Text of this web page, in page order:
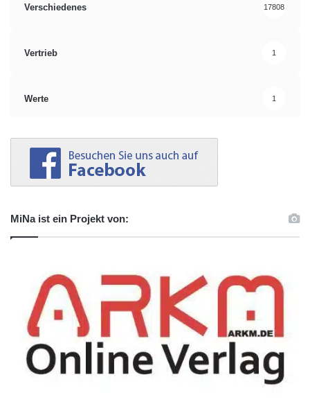
Verschiedenes 17808
Vertrieb 1
Werte 1
MiNa ist ein Projekt von: